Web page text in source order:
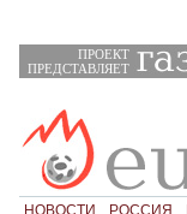
ПРОЕКТ
ПРЕДСТАВЛЯЕТ
НОВОСТИ РОССИЯ